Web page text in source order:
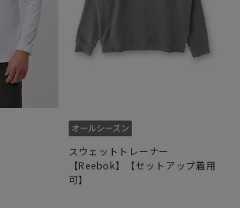
スウェットトレーナー
【Reebok】【セットアップ着用
可】